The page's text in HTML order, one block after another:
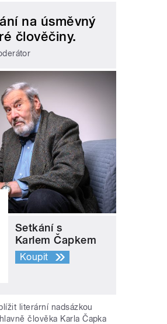
na úsměvný
člověčiny.
Setkání s
Karlem Čapkem
Koupit
literární nadsázkou
člověka Karla Čapka